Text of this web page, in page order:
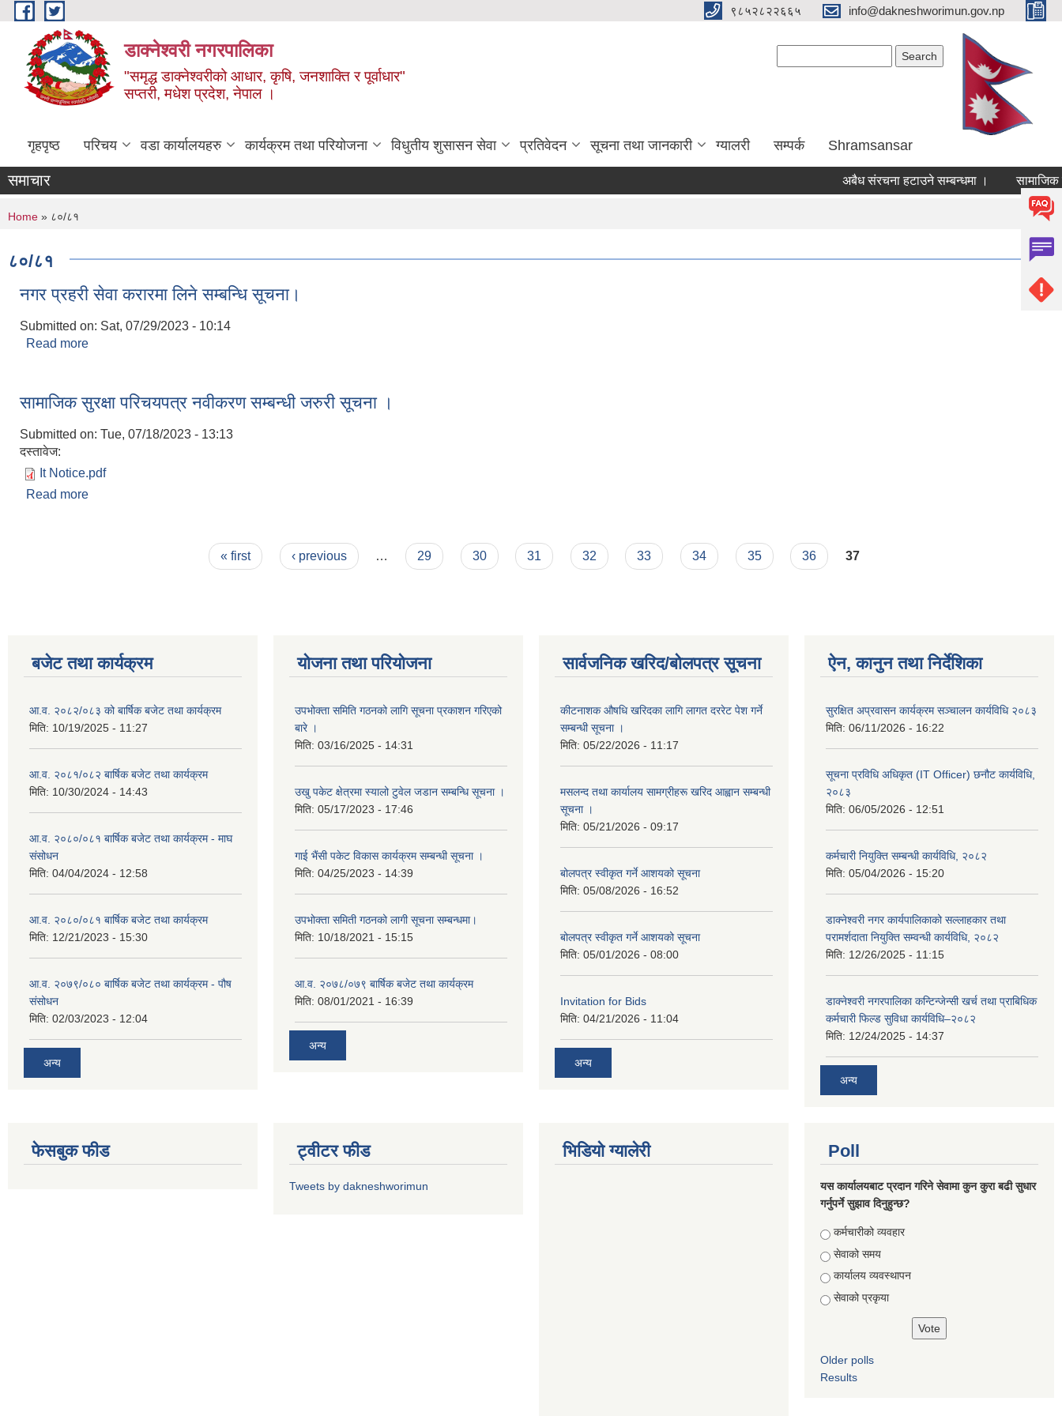
Skip to main content ९८५२८२२६६५ info@dakneshworimun.gov.np
डाक्नेश्वरी नगरपालिका
"समृद्ध डाक्नेश्वरीको आधार, कृषि, जनशाक्ति र पूर्वाधार"
सप्तरी, मधेश प्रदेश, नेपाल ।
गृहपृष्ठ परिचय वडा कार्यालयहरु कार्यक्रम तथा परियोजना विधुतीय शुसासन सेवा प्रतिवेदन सूचना तथा जानकारी ग्यालरी सम्पर्क Shramsansar
समाचार अबैध संरचना हटाउने सम्बन्धमा । सामाजिक
You are here
Home » ८०/८१
८०/८१
नगर प्रहरी सेवा करारमा लिने सम्बन्धि सूचना।
Submitted on: Sat, 07/29/2023 - 10:14
Read more
सामाजिक सुरक्षा परिचयपत्र नवीकरण सम्बन्धी जरुरी सूचना ।
Submitted on: Tue, 07/18/2023 - 13:13
दस्तावेज:
It Notice.pdf
Read more
« first ‹ previous … 29 30 31 32 33 34 35 36 37
बजेट तथा कार्यक्रम
आ.व. २०८२/०८३ को बार्षिक बजेट तथा कार्यक्रम
मिति: 10/19/2025 - 11:27
आ.व. २०८१/०८२ बार्षिक बजेट तथा कार्यक्रम
मिति: 10/30/2024 - 14:43
आ.व. २०८०/०८१ बार्षिक बजेट तथा कार्यक्रम - माघ
संसोधन
मिति: 04/04/2024 - 12:58
आ.व. २०८०/०८१ बार्षिक बजेट तथा कार्यक्रम
मिति: 12/21/2023 - 15:30
आ.व. २०७९/०८० बार्षिक बजेट तथा कार्यक्रम - पौष
संसोधन
मिति: 02/03/2023 - 12:04
अन्य
योजना तथा परियोजना
उपभोक्ता समिति गठनको लागि सूचना प्रकाशन गरिएको
बारे ।
मिति: 03/16/2025 - 14:31
उखु पकेट क्षेत्रमा स्यालो टुवेल जडान सम्बन्धि सूचना ।
मिति: 05/17/2023 - 17:46
गाई भैंसी पकेट विकास कार्यक्रम सम्बन्धी सूचना ।
मिति: 04/25/2023 - 14:39
उपभोक्ता समिती गठनको लागी सूचना सम्बन्धमा।
मिति: 10/18/2021 - 15:15
आ.व. २०७८/०७९ बार्षिक बजेट तथा कार्यक्रम
मिति: 08/01/2021 - 16:39
अन्य
सार्वजनिक खरिद/बोलपत्र सूचना
कीटनाशक औषधि खरिदका लागि लागत दररेट पेश गर्ने
सम्बन्धी सूचना ।
मिति: 05/22/2026 - 11:17
मसलन्द तथा कार्यालय सामग्रीहरू खरिद आह्वान सम्बन्धी
सूचना ।
मिति: 05/21/2026 - 09:17
बोलपत्र स्वीकृत गर्ने आशयको सूचना
मिति: 05/08/2026 - 16:52
बोलपत्र स्वीकृत गर्ने आशयको सूचना
मिति: 05/01/2026 - 08:00
Invitation for Bids
मिति: 04/21/2026 - 11:04
अन्य
ऐन, कानुन तथा निर्देशिका
सुरक्षित अप्रवासन कार्यक्रम सञ्चालन कार्यविधि २०८३
मिति: 06/11/2026 - 16:22
सूचना प्रविधि अधिकृत (IT Officer) छनौट कार्यविधि,
२०८३
मिति: 06/05/2026 - 12:51
कर्मचारी नियुक्ति सम्बन्धी कार्यविधि, २०८२
मिति: 05/04/2026 - 15:20
डाक्नेश्वरी नगर कार्यपालिकाको सल्लाहकार तथा
परामर्शदाता नियुक्ति सम्वन्धी कार्यविधि, २०८२
मिति: 12/26/2025 - 11:15
डाक्नेश्वरी नगरपालिका कन्टिन्जेन्सी खर्च तथा प्राबिधिक
कर्मचारी फिल्ड सुविधा कार्यविधि–२०८२
मिति: 12/24/2025 - 14:37
अन्य
फेसबुक फीड ट्वीटर फीड
Tweets by dakneshworimun
भिडियाे ग्यालेरी Poll
यस कार्यालयबाट प्रदान गरिने सेवामा कुन कुरा बढी सुधार
गर्नुपर्ने सुझाव दिनुहुन्छ?
Choices
कर्मचारीको व्यवहार
सेवाको समय
कार्यालय व्यवस्थापन
सेवाको प्रकृया
Older polls
Results